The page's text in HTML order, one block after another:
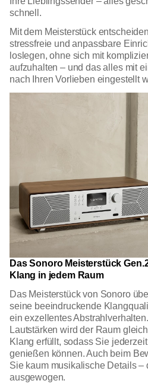
schnell.
Mit dem Meisterstück
stressfreie und anpassbare
loslegen, ohne sich mit
aufzuhalten – und das alles mit
nach Ihren Vorlieben eingestellt
Das Sonoro Meisterstück
Klang in jedem Raum
Das Meisterstück von Sonoro
seine beeindruckende
ein exzellentes
Lautstärken wird der Raum
Klang erfüllt, sodass Sie
genießen können. Auch beim
Sie kaum musikalische Details –
ausgewogen.